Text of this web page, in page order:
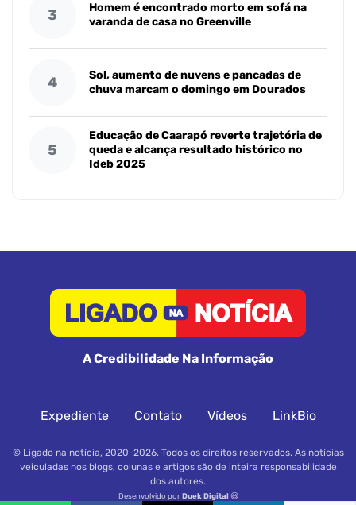
3
Homem é encontrado morto em sofá na
varanda de casa no Greenville
4
Sol, aumento de nuvens e pancadas de
chuva marcam o domingo em Dourados
5
Educação de Caarapó reverte trajetória de
queda e alcança resultado histórico no
Ideb 2025
A Credibilidade Na Informação
Expediente Contato Vídeos LinkBio
© Ligado na notícia, 2020-2026. Todos os direitos reservados. As notícias
veiculadas nos blogs, colunas e artigos são de inteira responsabilidade
dos autores.
Desenvolvido porDuek Digital😃